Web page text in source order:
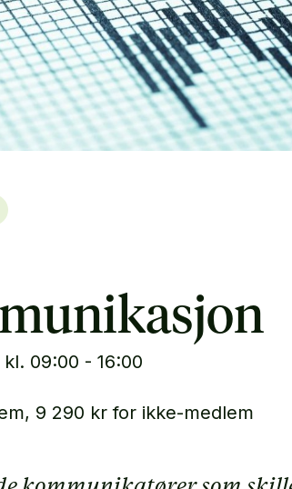
09:00 - 16:00
9 290 kr for ikke-medlem